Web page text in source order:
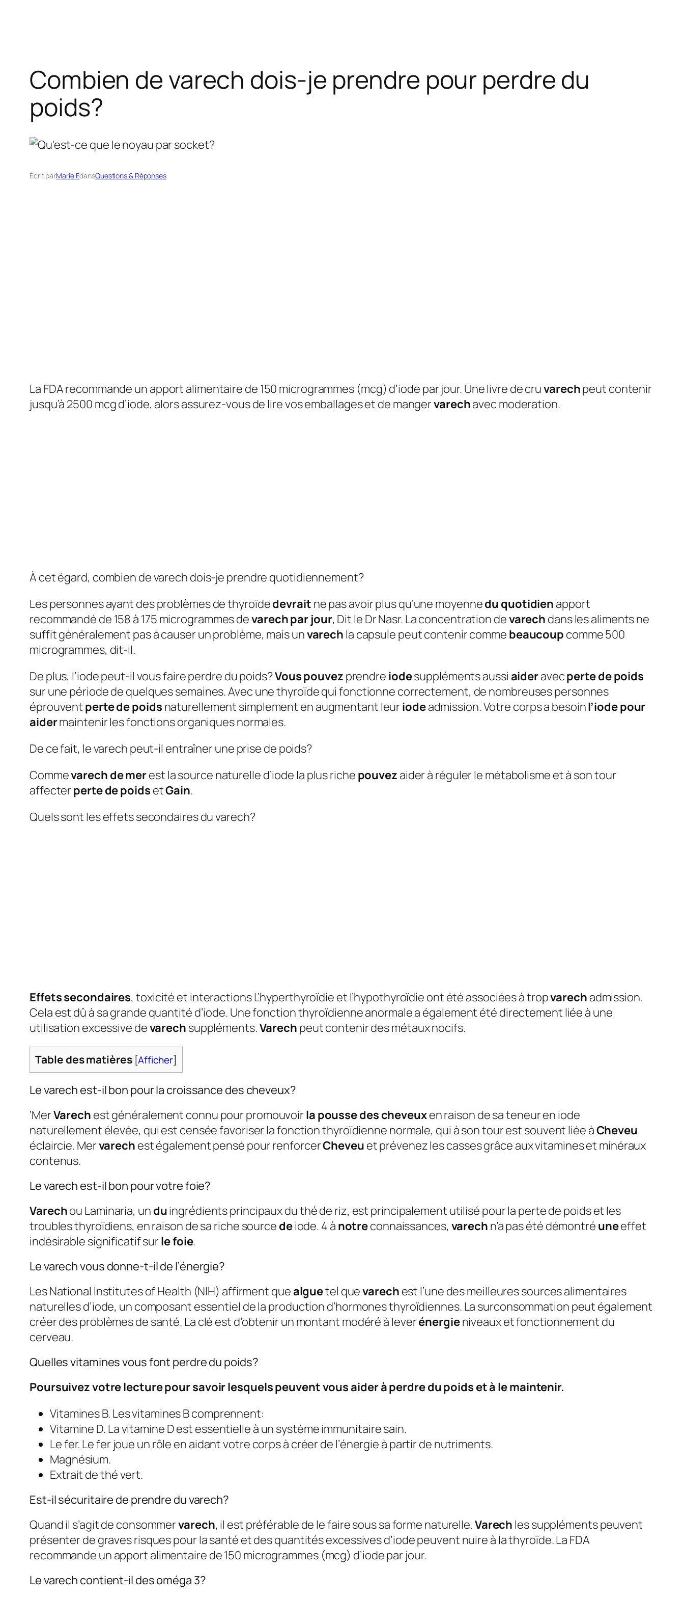
Combien de varech dois-je prendre pour perdre du
poids?
Écrit parMarie F.dansQuestions & Réponses
La FDA recommande un apport alimentaire de 150 microgrammes (mcg) d’iode par jour. Une livre de cruvarechpeut contenir
jusqu’à 2500 mcg d’iode, alors assurez-vous de lire vos emballages et de mangervarechavec moderation.
À cet égard, combien de varech dois-je prendre quotidiennement?
Les personnes ayant des problèmes de thyroïdedevrait ne pas avoir plus qu’une moyennedu quotidien apport
recommandé de 158 à 175 microgrammes devarech par jour, Dit le Dr Nasr. La concentration devarech dans les aliments ne
suffit généralement pas à causer un problème, mais unvarech la capsule peut contenir comme beaucoup comme 500
microgrammes, dit-il.
De plus, l’iode peut-il vous faire perdre du poids?Vous pouvez prendre iodesuppléments aussi aideravecperte de poids
sur une période de quelques semaines. Avec une thyroïde qui fonctionne correctement, de nombreuses personnes
éprouvent perte de poids naturellement simplement en augmentant leur iodeadmission. Votre corps a besoinl’iode pour
aidermaintenir les fonctions organiques normales.
De ce fait, le varech peut-il entraîner une prise de poids?
Commevarech de merest la source naturelle d’iode la plus riche pouvez aider à réguler le métabolisme et à son tour
affecter perte de poids etGain.
Quels sont les effets secondaires du varech?
Effets secondaires, toxicité et interactionsL’hyperthyroïdie et l’hypothyroïdie ont été associées à tropvarech admission.
Cela est dû à sa grande quantité d’iode. Une fonction thyroïdienne anormale a également été directement liée à une
utilisation excessive devarech suppléments.Varech peut contenir des métaux nocifs.
Table des matières [Afficher]
Le varech est-il bon pour la croissance des cheveux?
‘MerVarech est généralement connu pour promouvoir la pousse des cheveuxen raison de sa teneur en iode
naturellement élevée, qui est censée favoriser la fonction thyroïdienne normale, qui à son tour est souvent liée àCheveu
éclaircie. Mervarech est également pensé pour renforcerCheveu et prévenez les casses grâce aux vitamines et minéraux
contenus.
Le varech est-il bon pour votre foie?
Varechou Laminaria, un duingrédients principaux du thé de riz, est principalement utilisé pour la perte de poids et les
troubles thyroïdiens, en raison de sa riche source deiode. 4 à notreconnaissances, varech n’a pas été démontré uneeffet
indésirable significatif sur le foie.
Le varech vous donne-t-il de l’énergie?
Les National Institutes of Health (NIH) affirment quealguetel quevarech est l’une des meilleures sources alimentaires
naturelles d’iode, un composant essentiel de la production d’hormones thyroïdiennes. La surconsommation peut également
créer des problèmes de santé. La clé est d’obtenir un montant modéré à leverénergieniveaux et fonctionnement du
cerveau.
Quelles vitamines vous font perdre du poids?
Poursuivez votre lecture pour savoir lesquels peuvent vous aider à perdre du poids et à le maintenir.
Vitamines B. Les vitamines B comprennent:
Vitamine D. La vitamine D est essentielle à un système immunitaire sain.
Le fer. Le fer joue un rôle en aidant votre corps à créer de l’énergie à partir de nutriments.
Magnésium.
Extrait de thé vert.
Est-il sécuritaire de prendre du varech?
Quand il s’agit de consommervarech, il est préférable de le faire sous sa forme naturelle.Varech les suppléments peuvent
présenter de graves risques pour la santé et des quantités excessives d’iode peuvent nuire à la thyroïde. La FDA
recommande un apport alimentaire de 150 microgrammes (mcg) d’iode par jour.
Le varech contient-il des oméga 3?